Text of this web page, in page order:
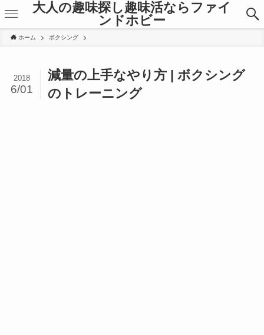
大人の趣味探し趣味活ならファイ
ンドホビー
ホーム ボクシング
減量の上手なやり方 | ボクシング
のトレーニング
2018
6/01